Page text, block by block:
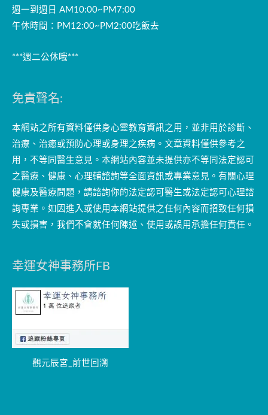
週一到週日 AM10:00~PM7:00
午休時間：PM12:00~PM2:00吃飯去
***週二公休哦***
免責聲名:
本網站之所有資料僅供身心靈教育資訊之用，並非用於診斷、
治療、治癒或預防心理或身理之疾病。文章資料僅供參考之
用，不等同醫生意見。本網站內容並未提供亦不等同法定認可
之醫療、健康、心理輔諮詢等全面資訊或專業意見。有關心理
健康及醫療問題，請諮詢你的法定認可醫生或法定認可心理諮
詢專業。如因進入或使用本網站提供之任何內容而招致任何損
失或損害，我們不會就任何陳述、使用或誤用承擔任何責任。
幸運女神事務所FB
觀元辰宮_前世回溯